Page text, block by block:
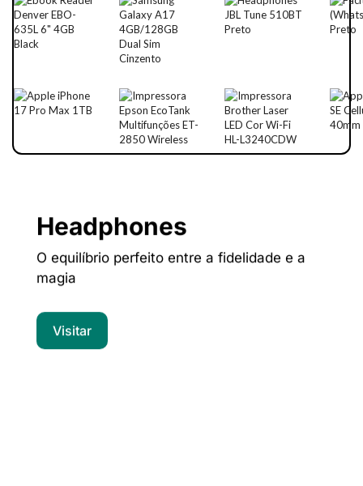
Headphones
O equilíbrio perfeito entre a fidelidade e a
magia
Visitar